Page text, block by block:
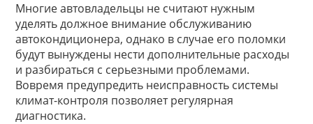
Многие автовладельцы не считают нужным
уделять должное внимание обслуживанию
автокондиционера, однако в случае его поломки
будут вынуждены нести дополнительные расходы
и разбираться с серьезными проблемами.
Вовремя предупредить неисправность системы
климат-контроля позволяет регулярная
диагностика.